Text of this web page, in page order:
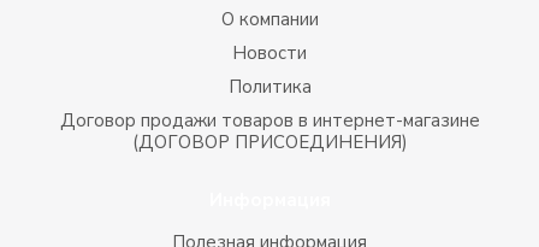
О компании
Новости
Политика
Договор продажи товаров в интернет-магазине
(ДОГОВОР ПРИСОЕДИНЕНИЯ)
Полезная информация